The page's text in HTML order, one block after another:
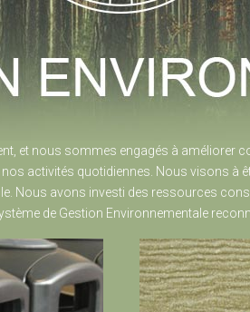
et nous sommes engagés à améliorer
activités quotidiennes. Nous visons à
Nous avons investi des ressources
de Gestion Environnementale